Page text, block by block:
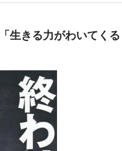
生きる力がわいてくる